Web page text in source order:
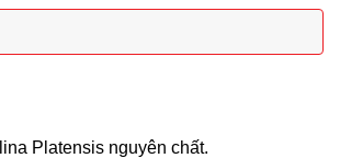
Platensis nguyên chất.